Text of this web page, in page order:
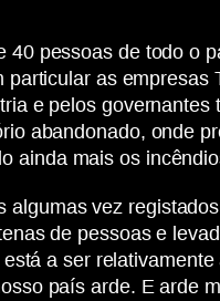
pessoas de todo
as
e pelos
abandonado, onde
ainda mais os
vez
de pessoas e
a ser
país arde. E arde